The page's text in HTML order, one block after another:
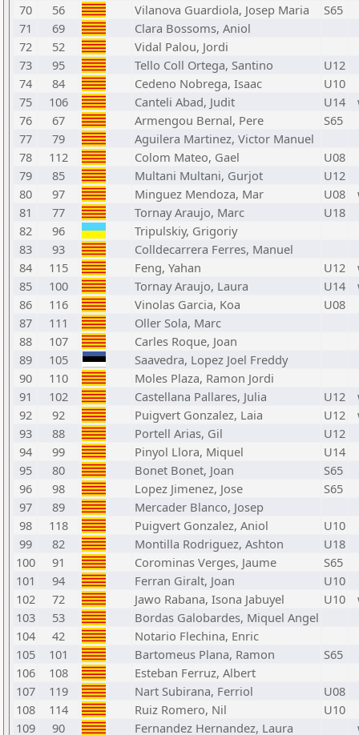
70
56 Vilanova Guardiola, Josep Maria
S65
71
69
Clara Bossoms, Aniol
72
52
Vidal Palou, Jordi
73
95 Tello Coll Ortega, Santino
U12
74
84 Cedeno Nobrega, Isaac
U10
75
106 Canteli Abad, Judit U14
76
67 Armengou Bernal, Pere
S65
77
79
Aguilera Martinez, Victor Manuel
78
112 Colom Mateo, Gael
U08
79
85 Multani Multani, Gurjot
U12
80
97 Minguez Mendoza, Mar U08
81
77 Tornay Araujo, Marc
U18
82
96
Tripulskiy, Grigoriy
83
93
Colldecarrera Ferres, Manuel
84
115 Feng, Yahan U12
85
100 Tornay Araujo, Laura U14
86
116 Vinolas Garcia, Koa
U08
87
111
Oller Sola, Marc
88
107
Carles Roque, Joan
89
105
Saavedra, Lopez Joel Freddy
90
110
Moles Plaza, Ramon Jordi
91
102 Castellana Pallares, Julia U12
92
92 Puigvert Gonzalez, Laia U12
93
88 Portell Arias, Gil
U12
94
99 Pinyol Llora, Miquel
U14
95
80 Bonet Bonet, Joan
S65
96
98 Lopez Jimenez, Jose
S65
97
89
Mercader Blanco, Josep
98
118 Puigvert Gonzalez, Aniol
U10
99
82 Montilla Rodriguez, Ashton
U18
100
91 Corominas Verges, Jaume
S65
101
94 Ferran Giralt, Joan
U10
102
72 Jawo Rabana, Isona Jabuyel U10
103
53
Bordas Galobardes, Miquel Angel
104
42
Notario Flechina, Enric
105
101 Bartomeus Plana, Ramon
S65
106
108
Esteban Ferruz, Albert
107
119 Nart Subirana, Ferriol
U08
108
114 Ruiz Romero, Nil
U10
109
90 Fernandez Hernandez, Laura